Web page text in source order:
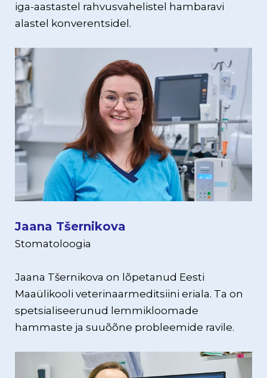
iga-aastastel rahvusvahelistel hambaravi
alastel konverentsidel.
Jaana Tšernikova
Stomatoloogia
Jaana Tšernikova on lõpetanud Eesti
Maaülikooli veterinaarmeditsiini eriala. Ta on
spetsialiseerunud lemmikloomade
hammaste ja suuõõne probleemide ravile.